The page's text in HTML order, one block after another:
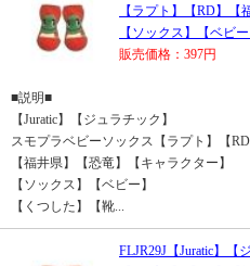
【ラプト】【RD】【
【ソックス】【ベビ
販売価格：397円
■説明■
【Juratic】【ジュラチック】
スモプラベビーソックス【ラプト】【RD
【福井県】【恐竜】【キャラクター】
【ソックス】【ベビー】
【くつした】【靴...
FLJR29J【Juratic】【